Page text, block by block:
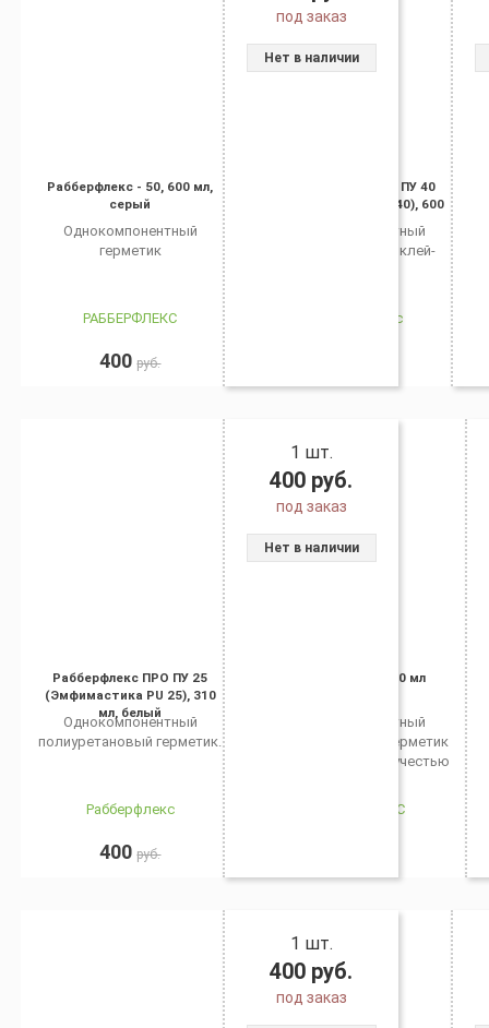
Рабберфлекс - 50, 600 мл,
серый
Однокомпонентный
герметик
РАББЕРФЛЕКС
400руб.
под заказ
Нет в наличии
Рабберфлекс ПРО ПУ 40
(Эмфимастика PU 40), 600
Однокомпонентный
полиуретановый клей-
Рабберфлекс
Рабберфлекс ПРО ПУ 25
(Эмфимастика PU 25), 310
мл, белый
Однокомпонентный
полиуретановый герметик.
Рабберфлекс
400руб.
1 шт.
400 руб.
под заказ
Нет в наличии
Рабберфлекс, 600 мл
Однокомпонентный
полиуретановый герметик
с минимальной текучестью
РАББЕРФЛЕКС
1 шт.
400 руб.
под заказ